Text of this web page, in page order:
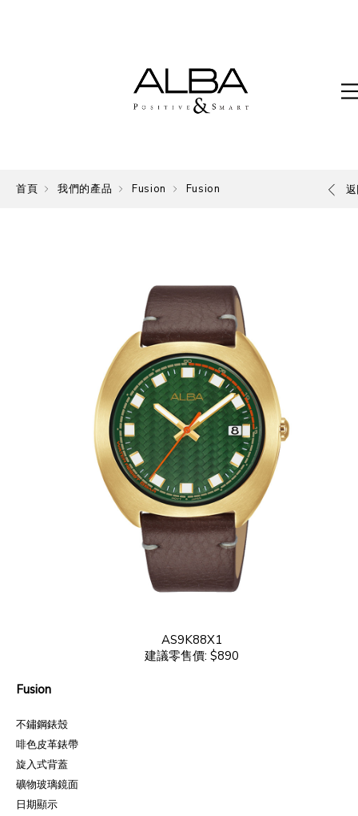
首頁 我們的產品 Fusion Fusion
AS9K88X1
建議零售價: $890
Fusion
不鏽鋼錶殼
啡色皮革錶帶
旋入式背蓋
礦物玻璃鏡面
日期顯示